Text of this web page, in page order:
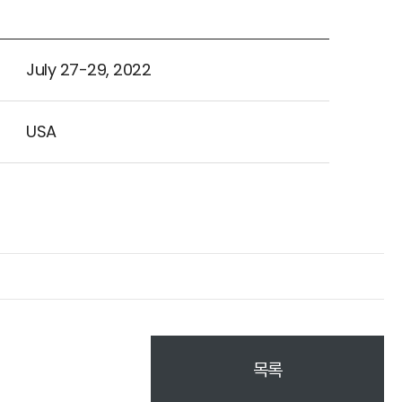
July 27-29, 2022
USA
목록